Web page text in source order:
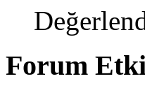
Forum